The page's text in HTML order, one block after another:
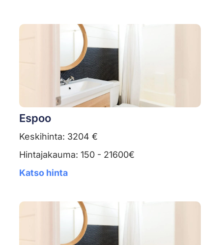
Espoo
Keskihinta: 3204 €
Hintajakauma: 150 - 21600€
Katso hinta